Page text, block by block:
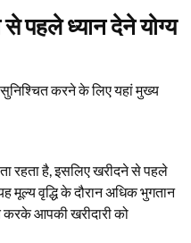
पहले ध्यान देने योग्य
करने के लिए यहां मुख्य
रहता है, इसलिए खरीदने से पहले
मूल्य वृद्धि के दौरान अधिक भुगतान
आपकी खरीदारी को